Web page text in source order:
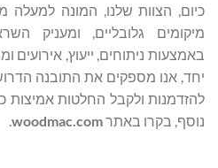
מיקומים גלובליים, ומעניק
באמצעות ניתוחים, ייעוץ,
יחד, אנו מספקים את התובנה
להזדמנות ולקבל החלטות
נוסף, בקרו באתרwoodmac.com
.